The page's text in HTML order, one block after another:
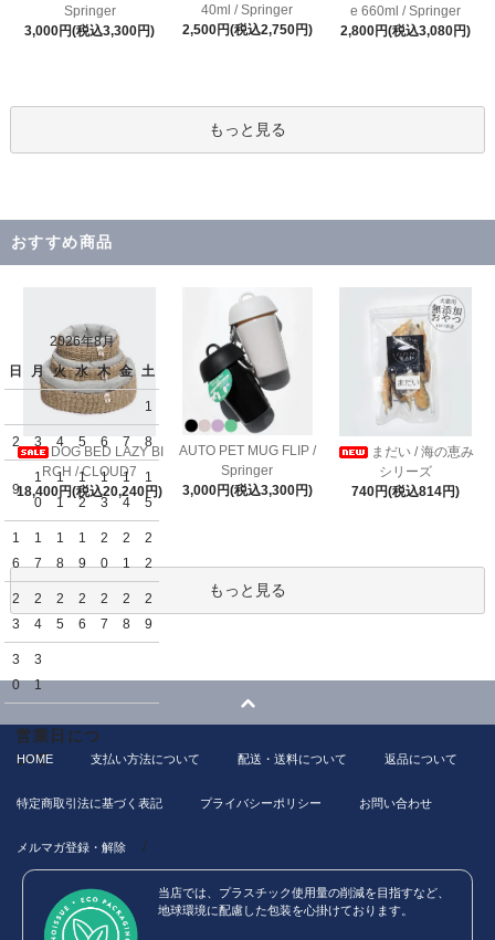
Springer
3,000円(税込3,300円)
40ml / Springer
2,500円(税込2,750円)
e 660ml / Springer
2,800円(税込3,080円)
もっと見る
おすすめ商品
DOG BED LAZY BI
RCH / CLOUD7
18,400円(税込20,240円)
AUTO PET MUG FLIP /
Springer
3,000円(税込3,300円)
まだい / 海の恵み
シリーズ
740円(税込814円)
もっと見る
営業日につ
いて
2026年8月
日
月 火 水 木 金 土
1
2 3 4 5 6 7 8
9
1
0
1
1
1
2
1
3
1
4
1
5
1
6
1
7
1
8
1
9
2
0
2
1
2
2
2
3
2
4
2
5
2
6
2
7
2
8
2
9
3
0
3
1
HOME 支払い方法について 配送・送料について 返品について
特定商取引法に基づく表記 プライバシーポリシー お問い合わせ
メルマガ登録・解除 /
当店では、プラスチック使用量の削減を目指すなど、
地球環境に配慮した包装を心掛けております。